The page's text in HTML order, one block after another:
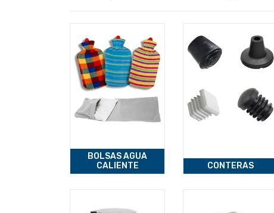
BOLSAS AGUA
CALIENTE
CONTERAS